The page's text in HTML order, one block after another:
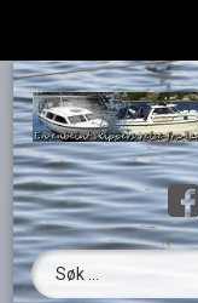
Info
Havner
Ressurser
Loggbok